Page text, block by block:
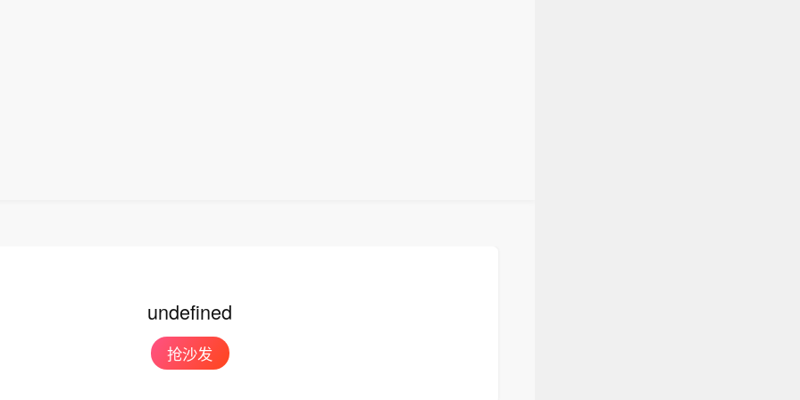
undefined
抢沙发